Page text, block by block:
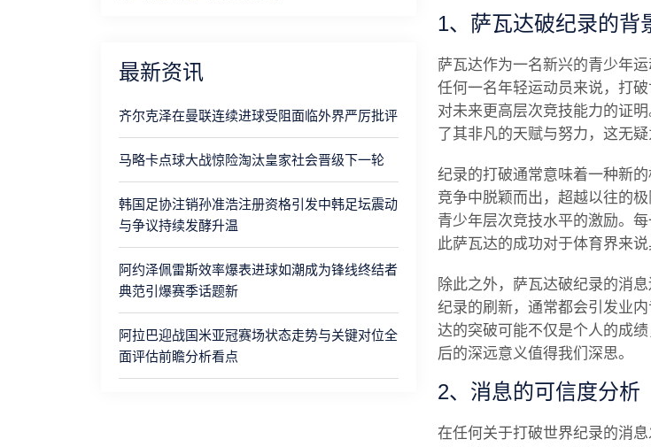
最新资讯
齐尔克泽在曼联连续进球受阻面临外界严厉批评
马略卡点球大战惊险淘汰皇家社会晋级下一轮
韩国足协注销孙准浩注册资格引发中韩足坛震动
与争议持续发酵升温
阿约泽佩雷斯效率爆表进球如潮成为锋线终结者
典范引爆赛季话题新
阿拉巴迎战国米亚冠赛场状态走势与关键对位全
面评估前瞻分析看点
1、萨瓦达破纪录的背
萨瓦达作为一名新兴的青少年
任何一名年轻运动员来说，打
对未来更高层次竞技能力的证
了其非凡的天赋与努力，这无
纪录的打破通常意味着一种新
竞争中脱颖而出，超越以往的
青少年层次竞技水平的激励。
此萨瓦达的成功对于体育界来说
除此之外，萨瓦达破纪录的消
纪录的刷新，通常都会引发业
达的突破可能不仅是个人的成
后的深远意义值得我们深思。
2、消息的可信度分析
在任何关于打破世界纪录的消